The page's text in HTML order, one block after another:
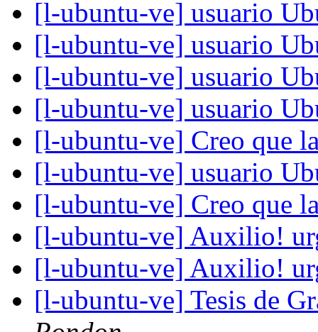
[l-ubuntu-ve] usuario
[l-ubuntu-ve] usuario
[l-ubuntu-ve] usuario
[l-ubuntu-ve] usuario
[l-ubuntu-ve] Creo que
[l-ubuntu-ve] usuario
[l-ubuntu-ve] Creo que
[l-ubuntu-ve] Auxilio!
[l-ubuntu-ve] Auxilio!
[l-ubuntu-ve] Tesis de